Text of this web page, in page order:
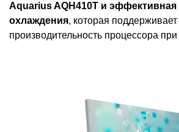
Aquarius AQH410Т и эффективная
охлаждения, которая поддерживает
производительность процессора